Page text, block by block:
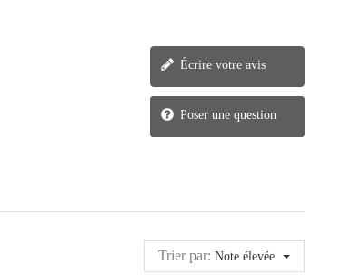
Écrire votre avis
Poser une question
Trier par: Note élevée